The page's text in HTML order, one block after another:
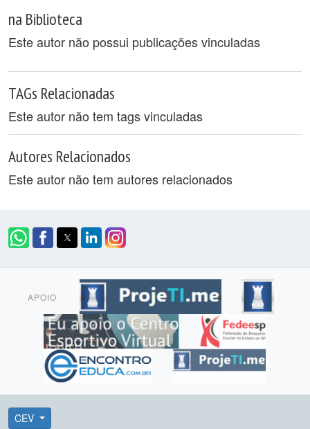
na Biblioteca
Este autor não possui publicações vinculadas
TAGs Relacionadas
Este autor não tem tags vinculadas
Autores Relacionados
Este autor não tem autores relacionados
APOIO
CEV